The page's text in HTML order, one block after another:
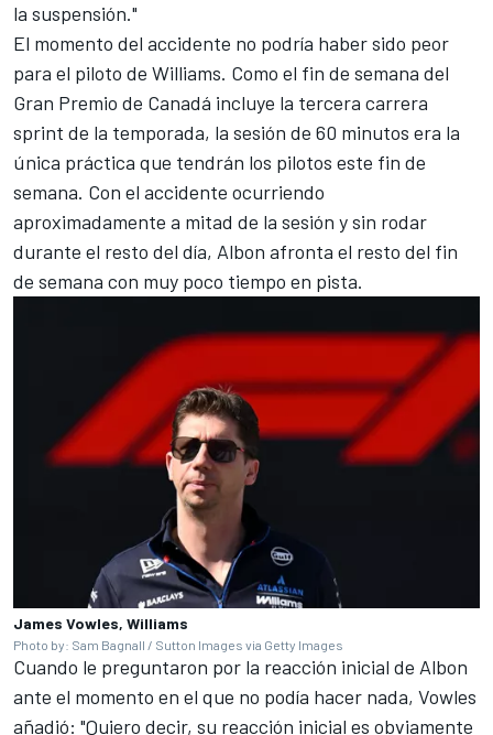
la suspensión."
El momento del accidente no podría haber sido peor
para el piloto de Williams. Como el fin de semana del
Gran Premio de Canadá incluye la tercera carrera
sprint de la temporada, la sesión de 60 minutos era la
única práctica que tendrán los pilotos este fin de
semana. Con el accidente ocurriendo
aproximadamente a mitad de la sesión y sin rodar
durante el resto del día, Albon afronta el resto del fin
de semana con muy poco tiempo en pista.
James Vowles, Williams
Photo by: Sam Bagnall / Sutton Images via Getty Images
Cuando le preguntaron por la reacción inicial de Albon
ante el momento en el que no podía hacer nada, Vowles
añadió: "Quiero decir, su reacción inicial es obviamente